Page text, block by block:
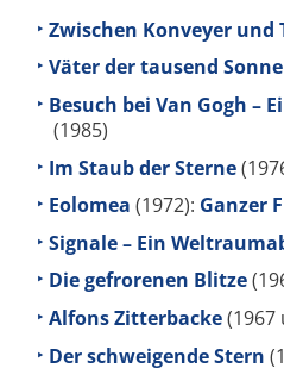
Zwischen Konveyer und
Väter der tausend
Besuch bei Van Gogh –
(1985)
Im Staub der Sterne
Eolomea (1972): Ganzer
Signale – Ein
Die gefrorenen Blitze
Alfons Zitterbacke(1967
Der schweigende Stern